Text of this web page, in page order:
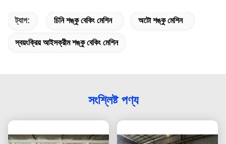
ট্যাগ: চিনি শঙ্কু বেকিং মেশিন অটো শঙ্কু মেশিন
স্বয়ংক্রিয় আইসক্রীম শঙ্কু বেকিং মেশিন
সংশ্লিষ্ট পণ্য